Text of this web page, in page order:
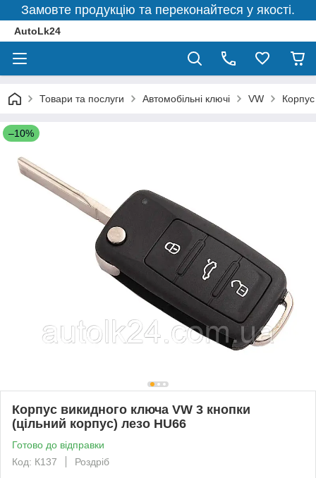
Замовте продукцію та переконайтеся у якості.
AutoLk24
Товари та послуги Автомобільні ключі VW
–10%
Корпус викидного ключа VW 3 кнопки
(цільний корпус) лезо HU66
Готово до відправки
Код: К137
Роздріб